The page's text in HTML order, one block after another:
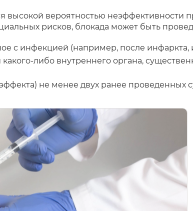
высокой вероятностью неэффективности
рисков, блокада может быть
с инфекцией (например, после инфаркта,
либо внутреннего органа,
не менее двух ранее проведенных